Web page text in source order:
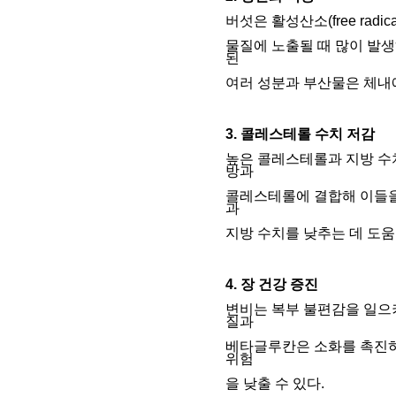
버섯은 활성산소(free
물질에 노출될 때 많이 발
된
여러 성분과 부산물은 체
3. 콜레스테롤 수치 저감
높은 콜레스테롤과 지방
방과
콜레스테롤에 결합해 이들
과
지방 수치를 낮추는 데 도
4. 장 건강 증진
변비는 복부 불편감을 일
질과
베타글루칸은 소화를 촉진
위험
을 낮출 수 있다.